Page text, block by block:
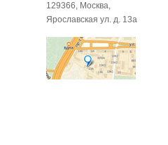
129366, Москва,
Ярославская ул. д. 13а